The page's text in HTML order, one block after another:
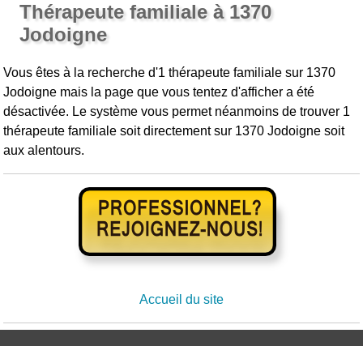
Thérapeute familiale à 1370
Jodoigne
Vous êtes à la recherche d'1 thérapeute familiale sur 1370
Jodoigne mais la page que vous tentez d'afficher a été
désactivée. Le système vous permet néanmoins de trouver 1
thérapeute familiale soit directement sur 1370 Jodoigne soit
aux alentours.
Accueil du site